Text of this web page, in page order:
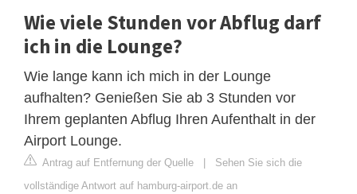
Wie viele Stunden vor Abflug darf
ich in die Lounge?
Wie lange kann ich mich in der Lounge
aufhalten? Genießen Sie ab 3 Stunden vor
Ihrem geplanten Abflug Ihren Aufenthalt in der
Airport Lounge.
Antrag auf Entfernung der Quelle
Sehen Sie sich die
vollständige Antwort auf hamburg-airport.de an